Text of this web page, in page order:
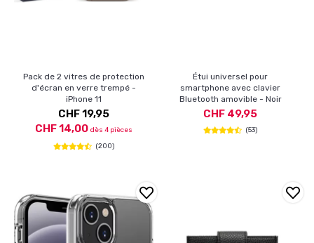
Pack de 2 vitres de protection
d'écran en verre trempé -
iPhone 11
CHF 19,95
CHF 14,00 dès 4 pièces
(200)
Étui universel pour
smartphone avec clavier
Bluetooth amovible - Noir
CHF 49,95
(53)